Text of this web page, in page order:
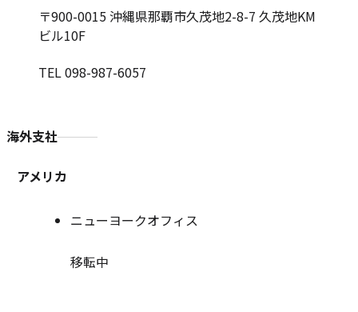
〒900-0015 沖縄県那覇市久茂地2-8-7 久茂地KM
ビル10F
TEL 098-987-6057
海外支社
アメリカ
ニューヨークオフィス
移転中